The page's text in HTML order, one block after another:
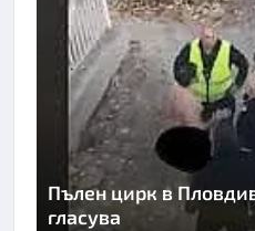
Пълен цирк в
гласува